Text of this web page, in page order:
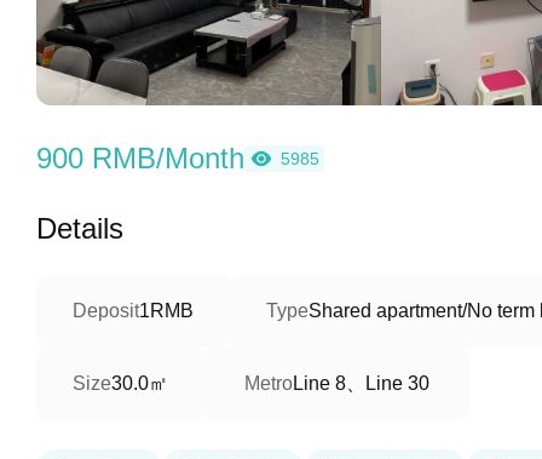
900 RMB/Month 5985
Details
Deposit1RMB TypeShared apartment/No term
Size30.0㎡ MetroLine 8、Line 30